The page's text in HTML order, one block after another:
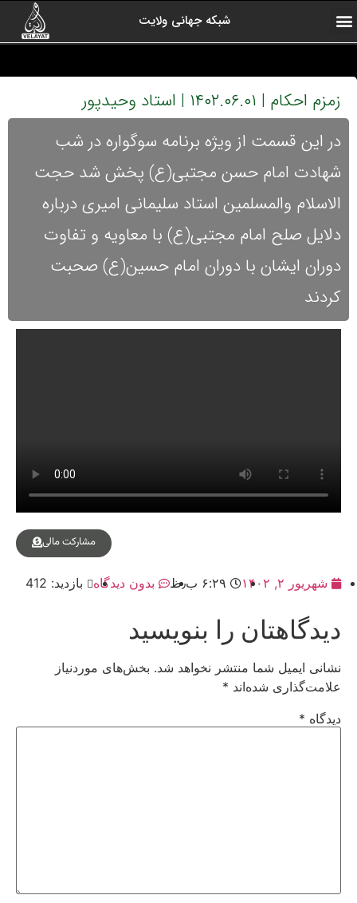
شبکه جهانی ولایت
زمزم احکام | ۱۴۰۲.۰۶.۰۱ | استاد وحیدپور
در این قسمت از ویژه برنامه سوگواره در شب
شهادت امام حسن مجتبی(ع) پخش شد حجت
الاسلام والمسلمین استاد سلیمانی امیری درباره
دلایل صلح امام مجتبی(ع) با معاویه و تفاوت
دوران ایشان با دوران امام حسین(ع) صحبت
کردند
مشارکت مالی
شهریور ۲, ۱۴۰۲ ۶:۲۹ ب٫ظ بدون دیدگاه بازدید: 412
دیدگاهتان را بنویسید
نشانی ایمیل شما منتشر نخواهد شد. بخش‌های موردنیاز
علامت‌گذاری شده‌اند *
دیدگاه *